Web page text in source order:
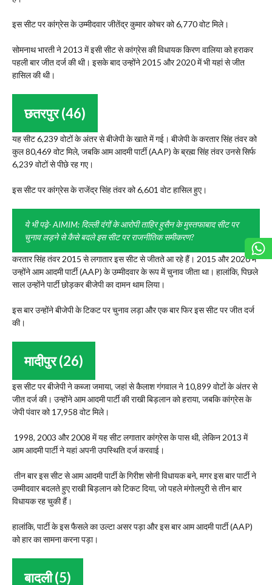
इस सीट पर कांग्रेस के उम्मीदवार जीतेंद्र कुमार कोचर को 6,770 वोट मिले।
सोमनाथ भारती ने 2013 में इसी सीट से कांग्रेस की विधायक किरण वालिया को हराकर
पहली बार जीत दर्ज की थी। इसके बाद उन्होंने 2015 और 2020 में भी यहां से जीत
हासिल की थी।
छतरपुर (46)
यह सीट 6,239 वोटों के अंतर से बीजेपी के खाते में गई। बीजेपी के करतार सिंह तंवर को
कुल 80,469 वोट मिले, जबकि आम आदमी पार्टी (AAP) के ब्रह्म सिंह तंवर उनसे सिर्फ
6,239 वोटों से पीछे रह गए।
इस सीट पर कांग्रेस के राजेंद्र सिंह तंवर को 6,601 वोट हासिल हुए।
ये भी पढ़े- AIMIM: दिल्ली दंगों के आरोपी ताहिर हुसैन के मुस्तफाबाद सीट पर
चुनाव लड़ने से कैसे बदले इस सीट पर राजनीतिक समीकरण?
करतार सिंह तंवर 2015 से लगातार इस सीट से जीतते आ रहे हैं। 2015 और 2020 में
उन्होंने आम आदमी पार्टी (AAP) के उम्मीदवार के रूप में चुनाव जीता था। हालांकि, पिछले
साल उन्होंने पार्टी छोड़कर बीजेपी का दामन थाम लिया।
इस बार उन्होंने बीजेपी के टिकट पर चुनाव लड़ा और एक बार फिर इस सीट पर जीत दर्ज
की।
मादीपुर (26)
इस सीट पर बीजेपी ने कब्जा जमाया, जहां से कैलाश गंगवाल ने 10,899 वोटों के अंतर से
जीत दर्ज की। उन्होंने आम आदमी पार्टी की राखी बिड़लान को हराया, जबकि कांग्रेस के
जेपी पंवार को 17,958 वोट मिले।
1998, 2003 और 2008 में यह सीट लगातार कांग्रेस के पास थी, लेकिन 2013 में
आम आदमी पार्टी ने यहां अपनी उपस्थिति दर्ज करवाई।
तीन बार इस सीट से आम आदमी पार्टी के गिरीश सोनी विधायक बने, मगर इस बार पार्टी ने
उम्मीदवार बदलते हुए राखी बिड़लान को टिकट दिया, जो पहले मंगोलपुरी से तीन बार
विधायक रह चुकी हैं।
हालांकि, पार्टी के इस फैसले का उल्टा असर पड़ा और इस बार आम आदमी पार्टी (AAP)
को हार का सामना करना पड़ा।
बादली (5)